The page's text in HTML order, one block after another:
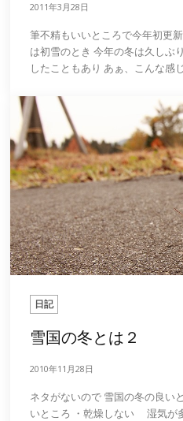
2011年3月28日
筆不精もいいところで今年初更新です 最後に
は初雪のとき 今年の冬は久しぶりに雪国でフルに過ご
したこともあり あぁ、こんな
日記
雪国の冬とは２
2010年11月28日
ネタがないので 雪国の冬の良いところ悪いところ～ 良
いところ ・乾燥しない 湿気が多いのでささくれ立っ